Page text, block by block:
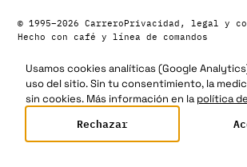
© 1995–2026 CarreroPrivacidad, legal y
Hecho con café y línea de comandos
Usamos cookies analíticas (Google
uso del sitio. Sin tu consentimiento, la
sin cookies. Más información en lapolítica
Rechazar